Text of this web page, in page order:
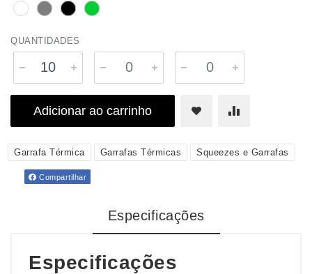
QUANTIDADES
Adicionar ao carrinho
Garrafa Térmica Garrafas Térmicas Squeezes e Garrafas
Compartilhar
Especificações
Especificações